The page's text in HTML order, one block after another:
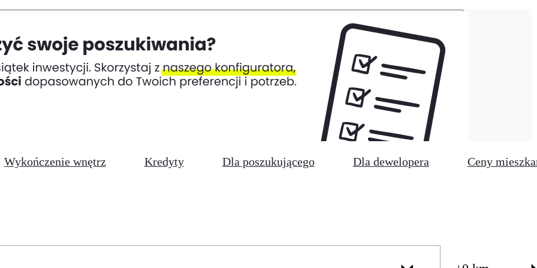
Wykończenie wnętrz Kredyty Dla poszukującego Dla dewelopera Ceny